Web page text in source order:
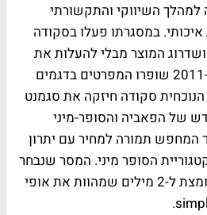
השיווקי והתקשורתי
במסגרתו פעלו בסקודה
המוצר מבלי להעלות את
המחיר. כך, בשנים 2011-2014 שופרו המפרטים בדגמים
סקודה חיזקה את סגמנט
של הפאביה והסופר-מיני
המחפש תמורה למחיר עם יתרון
הסופר מיני. המסר שנבחר
מתמקד בהצעת הערך ותומצת ל-2 מילים שמהוות את אופי